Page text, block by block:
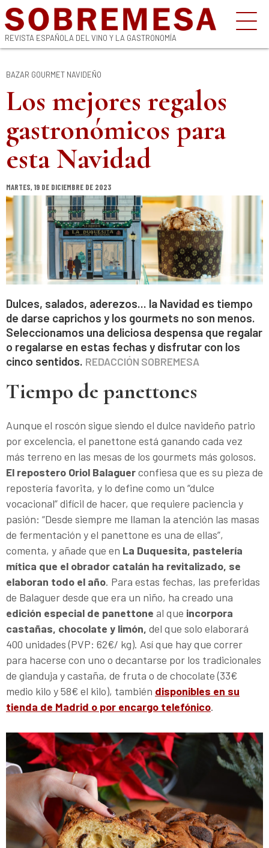
REVISTA ESPAÑOLA DEL VINO Y LA GASTRONOMÍA
BAZAR GOURMET NAVIDEÑO
Los mejores regalos
gastronómicos para
esta Navidad
MARTES, 19 DE DICIEMBRE DE 2023
Dulces, salados, aderezos... la Navidad es tiempo
de darse caprichos y los gourmets no son menos.
Seleccionamos una deliciosa despensa que regalar
o regalarse en estas fechas y disfrutar con los
cinco sentidos. REDACCIÓN SOBREMESA
Tiempo de panettones
Aunque el roscón sigue siendo el dulce navideño patrio
por excelencia, el panettone está ganando cada vez
más terreno en las mesas de los gourmets más golosos.
El repostero Oriol Balaguerconfiesa que es su pieza de
repostería favorita, y lo define como un “dulce
vocacional” difícil de hacer, que requiere paciencia y
pasión: “Desde siempre me llaman la atención las masas
de fermentación y el panettone es una de ellas”,
comenta, y añade que en La Duquesita, pastelería
mítica que el obrador catalán ha revitalizado, se
elaboran todo el año. Para estas fechas, las preferidas
de Balaguer desde que era un niño, ha creado una
edición especial de panettone al que incorpora
castañas, chocolate y limón, del que solo elaborará
400 unidades (PVP: 62€/ kg). Así que hay que correr
para hacerse con uno o decantarse por los tradicionales
de gianduja y castaña, de fruta o de chocolate (33€
medio kilo y 58€ el kilo), también disponibles en su
tienda de Madrid o por encargo telefónico.